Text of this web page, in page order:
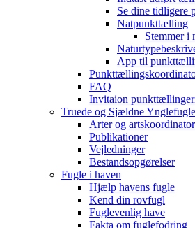
Se dine tidligere
Natpunkttælling
Stemmer i
App til
FAQ
Invitaion
Truede og Sjældne Ynglefugle
Arter og
Publikationer
Vejledninger
Bestandsopgørelser
Fugle i haven
Hjælp havens fugle
Kend din rovfugl
Fuglevenlig have
Fakta om fuglefodring